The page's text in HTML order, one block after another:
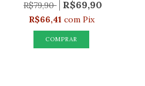
R$79,90 R$69,90
R$66,41 com Pix